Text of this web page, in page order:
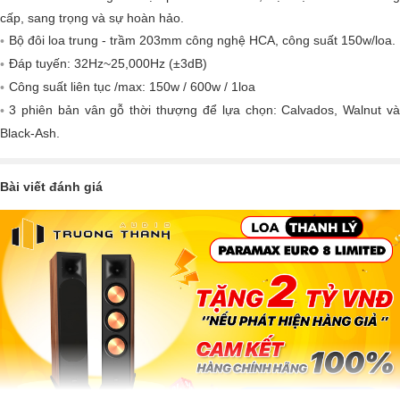
cấp, sang trọng và sự hoàn hảo.
Bộ đôi loa trung - trầm 203mm công nghệ HCA, công suất 150w/loa.
Đáp tuyến: 32Hz~25,000Hz (±3dB)
Công suất liên tục /max: 150w / 600w / 1loa
3 phiên bản vân gỗ thời thượng để lựa chọn: Calvados, Walnut và
Black-Ash.
Bài viết đánh giá